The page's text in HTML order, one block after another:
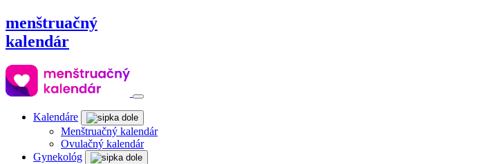
menštruačný
kalendár
Kalendáre
Menštruačný kalendár
Ovulačný kalendár
Gynekológ